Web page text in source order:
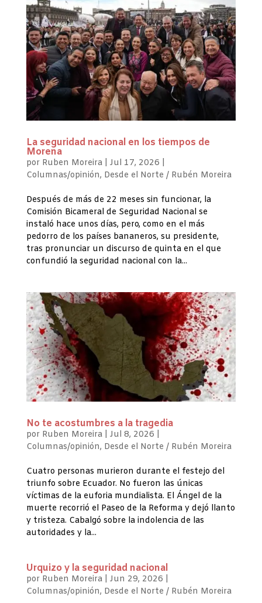
La seguridad nacional en los tiempos de
Morena
por Ruben Moreira| Jul 17, 2026
Columnas/opinión, Desde el Norte / Rubén Moreira
Después de más de 22 meses sin funcionar, la
Comisión Bicameral de Seguridad Nacional se
instaló hace unos días, pero, como en el más
pedorro de los países bananeros, su presidente,
tras pronunciar un discurso de quinta en el que
confundió la seguridad nacional con la...
No te acostumbres a la tragedia
por Ruben Moreira| Jul 8, 2026
Columnas/opinión, Desde el Norte / Rubén Moreira
Cuatro personas murieron durante el festejo del
triunfo sobre Ecuador. No fueron las únicas
víctimas de la euforia mundialista. El Ángel de la
muerte recorrió el Paseo de la Reforma y dejó llanto
y tristeza. Cabalgó sobre la indolencia de las
autoridades y la...
Urquizo y la seguridad nacional
por Ruben Moreira| Jun 29, 2026
Columnas/opinión, Desde el Norte / Rubén Moreira